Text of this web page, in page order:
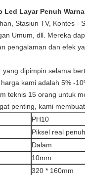
Led Layar Penuh
Stasiun TV, Kontes -
Umum, dll. Mereka
pengalaman dan efek
dipimpin selama
kami adalah 5% -
teknis 15 orang untuk
penting, kami
PH10
Piksel real
Dalam
10mm
320 * 160mm